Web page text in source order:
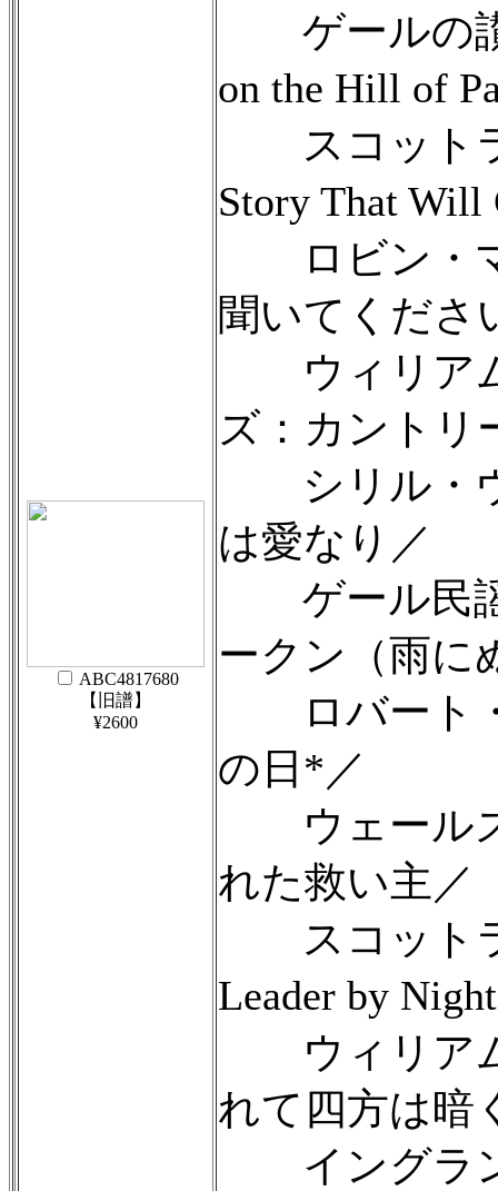
ABC4817680
【旧譜】
¥2600
ゲールの讃
on the Hill of
スコットラ
Story That Will
ロビン・マ
聞いてくださ
ウィリアム
ズ：カントリ
シリル・ヴ
は愛なり／
ゲール民謡
ークン（雨に
ロバート・
の日*／
ウェールズ
れた救い主／
スコットラ
Leader by
ウィリアム
れて四方は暗
イングラン